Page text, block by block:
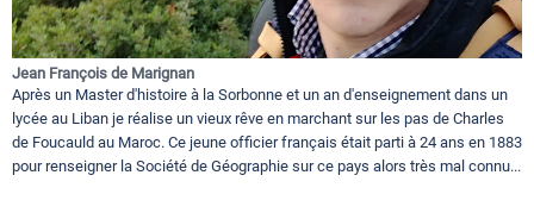
Jean François de Marignan
Après un Master d'histoire à la Sorbonne et un an d'enseignement dans un
lycée au Liban je réalise un vieux rêve en marchant sur les pas de Charles
de Foucauld au Maroc. Ce jeune officier français était parti à 24 ans en 1883
pour renseigner la Société de Géographie sur ce pays alors très mal connu...